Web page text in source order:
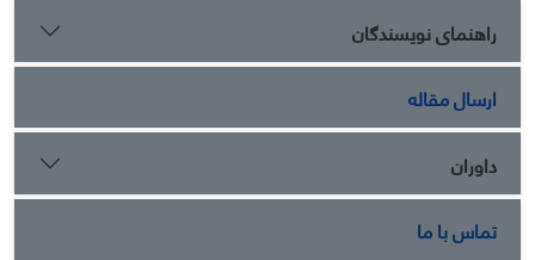
راهنمای نویسندگان
ارسال مقاله
داوران
تماس با ما